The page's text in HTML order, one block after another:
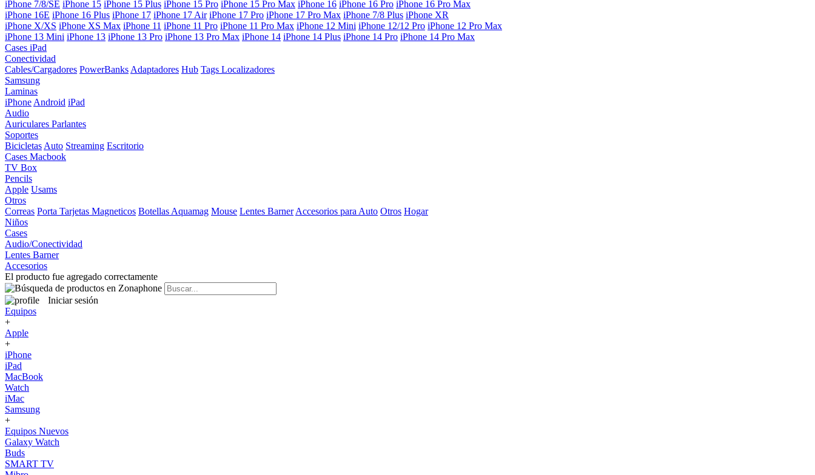
iPhone 7/8/SE iPhone 15 iPhone 15 Plus iPhone 15 Pro iPhone 15 Pro Max iPhone 16 iPhone 16 Pro iPhone 16 Pro Max
iPhone 16E iPhone 16 Plus iPhone 17 iPhone 17 Air iPhone 17 Pro iPhone 17 Pro Max iPhone 7/8 Plus iPhone XR
iPhone X/XS iPhone XS Max iPhone 11 iPhone 11 Pro iPhone 11 Pro Max iPhone 12 Mini iPhone 12/12 Pro iPhone 12 Pro Max
iPhone 13 Mini iPhone 13 iPhone 13 Pro iPhone 13 Pro Max iPhone 14 iPhone 14 Plus iPhone 14 Pro iPhone 14 Pro Max
Cases iPad
Conectividad
Cables/Cargadores PowerBanks Adaptadores Hub Tags Localizadores
Samsung
Laminas
iPhone Android iPad
Audio
Auriculares Parlantes
Soportes
Bicicletas Auto Streaming Escritorio
Cases Macbook
TV Box
Pencils
Apple Usams
Otros
Correas Porta Tarjetas Magneticos Botellas Aquamag Mouse Lentes Barner Accesorios para Auto Otros Hogar
Niños
Cases
Audio/Conectividad
Lentes Barner
Accesorios
El producto fue agregado correctamente
Iniciar sesión
Equipos
+
Apple
+
iPhone
iPad
MacBook
Watch
iMac
Samsung
+
Equipos Nuevos
Galaxy Watch
Buds
SMART TV